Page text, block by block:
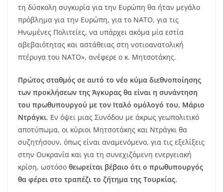
τη δύσκολη συγκυρία για την Ευρώπη θα ήταν μεγάλο
πρόβλημα για την Ευρώπη, για το ΝΑΤΟ, για τις
Ηνωμένες Πολιτείες, να υπάρχει ακόμα μία εστία
αβεβαιότητας και αστάθειας στη νοτιοανατολική
πτέρυγα του ΝΑΤΟ», ανέφερε ο κ. Μητσοτάκης.
Πρώτος σταθμός σε αυτό το νέο κύμα διεθνοποίησης
των προκλήσεων της Άγκυρας θα είναι η συνάντηση
του πρωθυπουργού με τον Ιταλό ομόλογό του, Μάριο
Ντράγκι. Εν όψει μιας Συνόδου με άκρως γεωπολιτικό
αποτύπωμα, οι κύριοι Μητσοτάκης και Ντράγκι θα
συζητήσουν, όπως είναι αναμενόμενο, για τις εξελίξεις
στην Ουκρανία και για τη συνεχιζόμενη ενεργειακή
κρίση, ωστόσο θεωρείται βέβαιο ότι ο πρωθυπουργός
θα φέρει στο τραπέζι το ζήτημα της Τουρκίας.